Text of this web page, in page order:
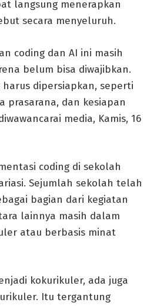
langsung menerapkan
secara menyeluruh.
coding dan AI ini masih
belum bisa diwajibkan.
dipersiapkan, seperti
prasarana, dan kesiapan
media, Kamis, 16
coding di sekolah
Sejumlah sekolah telah
bagian dari kegiatan
lainnya masih dalam
atau berbasis minat
kokurikuler, ada juga
Itu tergantung